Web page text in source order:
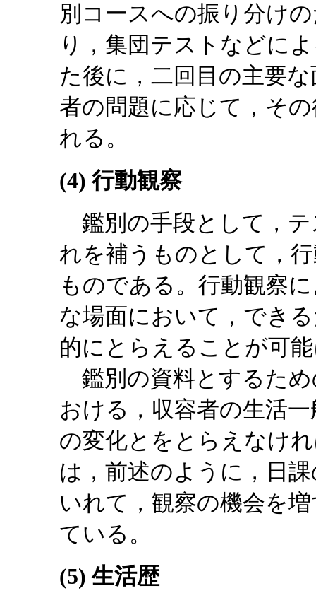
別コースへの振り分け
り，集団テストなどに
た後に，二回目の主要
者の問題に応じて，そ
れる。
(4) 行動観察
鑑別の手段として，
れを補うものとして，
ものである。行動観察
な場面において，でき
的にとらえることが可
鑑別の資料とするため
おける，収容者の生活
の変化とをとらえなけ
は，前述のように，日
いれて，観察の機会を
ている。
(5) 生活歴